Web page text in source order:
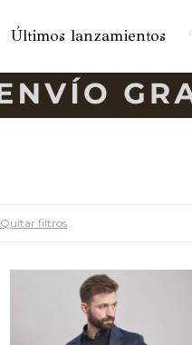
Últimos lanzamientos
Quitar filtros